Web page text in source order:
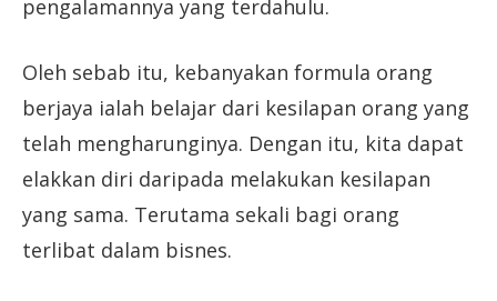
pengalamannya yang terdahulu.
Oleh sebab itu, kebanyakan formula orang
berjaya ialah belajar dari kesilapan orang yang
telah mengharunginya. Dengan itu, kita dapat
elakkan diri daripada melakukan kesilapan
yang sama. Terutama sekali bagi orang
terlibat dalam bisnes.